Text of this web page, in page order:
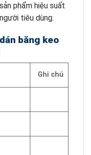
phẩm hiệu suất
tiêu dùng.
băng keo
Ghi chú